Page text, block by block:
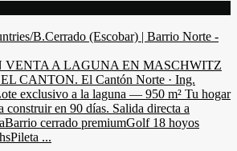
B.Cerrado (Escobar) | Barrio Norte -
VENTA A LAGUNA EN MASCHWITZ
CANTON. El Cantón Norte · Ing.
exclusivo a la laguna — 950 m² Tu hogar
construir en 90 días. Salida directa a
cerrado premiumGolf 18 hoyos
...